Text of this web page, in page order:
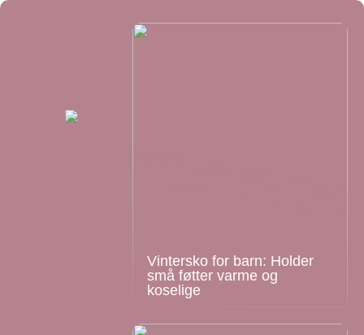
Vintersko for barn: Holder
små føtter varme og
koselige